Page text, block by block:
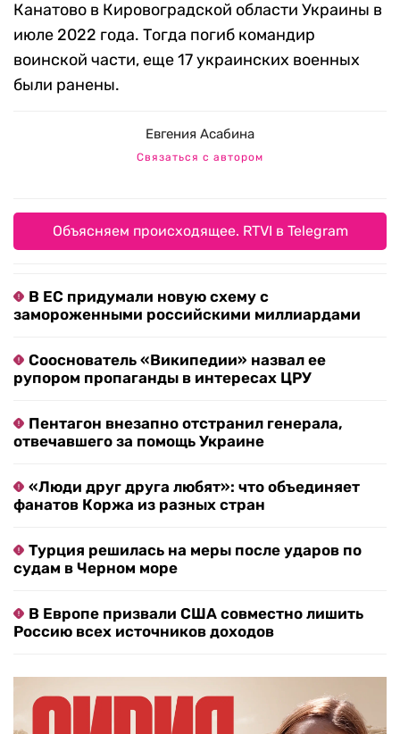
Канатово в Кировоградской области Украины в
июле 2022 года. Тогда погиб командир
воинской части, еще 17 украинских военных
были ранены.
Евгения Асабина
Связаться с автором
Объясняем происходящее. RTVI в Telegram
В ЕС придумали новую схему с
замороженными российскими миллиардами
Сооснователь «Википедии» назвал ее
рупором пропаганды в интересах ЦРУ
Пентагон внезапно отстранил генерала,
отвечавшего за помощь Украине
«Люди друг друга любят»: что объединяет
фанатов Коржа из разных стран
Турция решилась на меры после ударов по
судам в Черном море
В Европе призвали США совместно лишить
Россию всех источников доходов